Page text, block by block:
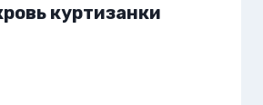
куртизанки